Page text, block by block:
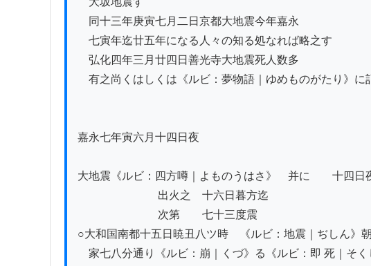
同十三年庚寅七月二日京都大地震今年嘉永
七寅年迄廿五年になる人々の知る処なれば略之す
弘化四年三月廿四日善光寺大地震死人数多
有之尚くはしくは《ルビ：夢物語｜ゆめものがたり》に
嘉永七年寅六月十四日夜
大地震《ルビ：四方噂｜よものうはさ》　并に　　十四日
出火之　十六日暮方迄
次第　　七十三度震
○大和国南都十五日暁丑八ツ時ゟ《ルビ：地震｜ぢしん》
家七八分通り《ルビ：崩｜くづ》る《ルビ：即 死｜そ